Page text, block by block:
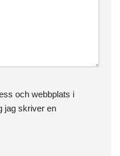
och webbplats i
jag skriver en